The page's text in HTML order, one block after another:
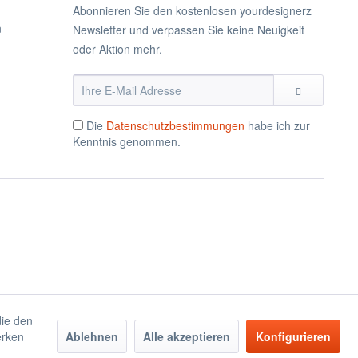
Abonnieren Sie den kostenlosen yourdesignerz
Newsletter und verpassen Sie keine Neuigkeit
oder Aktion mehr.
Die Datenschutzbestimmungen habe ich zur
Kenntnis genommen.
den
Ablehnen Alle akzeptieren Konfigurieren